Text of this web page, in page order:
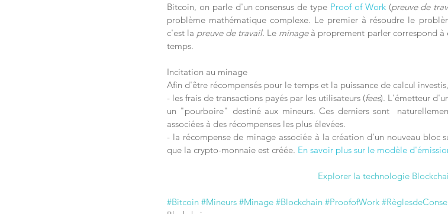
Bitcoin, on parle d'un consensus de type Proof of Work (preuve de
problème mathématique complexe. Le premier à résoudre le
c'est la preuve de travail. Le minage à proprement parler correspond à
temps.
Incitation au minage
Afin d'être récompensés pour le temps et la puissance de calcul
- les frais de transactions payés par les utilisateurs (fees). L'émetteur
un "pourboire" destiné aux mineurs. Ces derniers sont
associées à des récompenses les plus élevées.
- la récompense de minage associée à la création d'un nouveau bloc
que la crypto-monnaie est créée. En savoir plus sur le modèle
Explorer la technologie
#Bitcoin #Mineurs #Minage #Blockchain #ProofofWork